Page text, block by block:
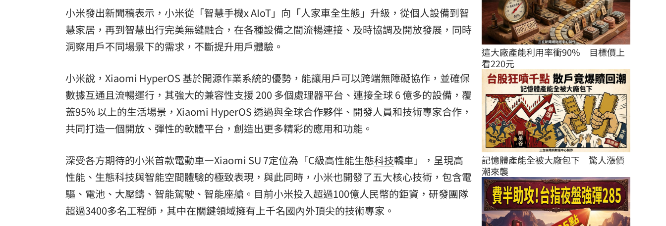
小米發出新聞稿表示，小米從「智慧手機x AIoT」向「人家車全生態」升級，從個人設備到智
慧家居，再到智慧出行完美無縫融合，在各種設備之間流暢連接、及時協調及開放發展，同時
洞察用戶不同場景下的需求，不斷提升用戶體驗。
小米說，Xiaomi HyperOS 基於開源作業系統的優勢，能讓用戶可以跨端無障礙協作，並確保
數據互通且流暢運行，其強大的兼容性支援 200 多個處理器平台、連接全球 6 億多的設備，覆
蓋95% 以上的生活場景，Xiaomi HyperOS 透過與全球合作夥伴、開發人員和技術專家合作，
共同打造一個開放、彈性的軟體平台，創造出更多精彩的應用和功能。
深受各方期待的小米首款電動車—Xiaomi SU 7定位為「C級高性能生態科技轎車」，呈現高
性能、生態科技與智能空間體驗的極致表現，與此同時，小米也開發了五大核心技術，包含電
驅、電池、大壓鑄、智能駕駛、智能座艙。目前小米投入超過100億人民幣的鉅資，研發團隊
超過3400多名工程師，其中在關鍵領域擁有上千名國內外頂尖的技術專家。
這大廠產能利用率衝90%　目標價上
看220元
記憶體產能全被大廠包下　驚人漲價
潮來襲